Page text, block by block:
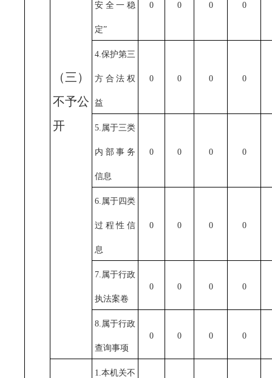
（三）
不予公
开
安全一稳
定”
0 0 0 0
4.保护第三
方合法权
益
0 0 0 0
5.属于三类
内部事务
信息
0 0 0 0
6.属于四类
过程性信
息
0 0 0 0
7.属于行政
执法案卷
0 0 0 0
8.属于行政
查询事项
0 0 0 0
1.本机关不